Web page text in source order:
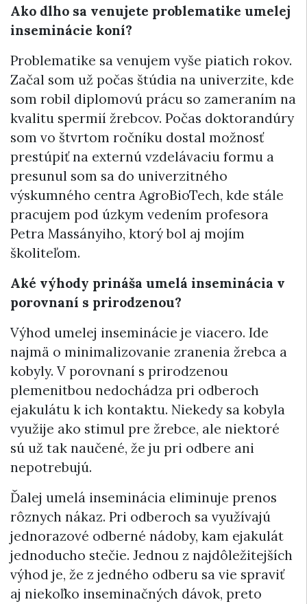
Ako dlho sa venujete problematike umelej
inseminácie koní?
Problematike sa venujem vyše piatich rokov.
Začal som už počas štúdia na univerzite, kde
som robil diplomovú prácu so zameraním na
kvalitu spermií žrebcov. Počas doktorandúry
som vo štvrtom ročníku dostal možnosť
prestúpiť na externú vzdelávaciu formu a
presunul som sa do univerzitného
výskumného centra AgroBioTech, kde stále
pracujem pod úzkym vedením profesora
Petra Massányiho, ktorý bol aj mojím
školiteľom.
Aké výhody prináša umelá inseminácia v
porovnaní s prirodzenou?
Výhod umelej inseminácie je viacero. Ide
najmä o minimalizovanie zranenia žrebca a
kobyly. V porovnaní s prirodzenou
plemenitbou nedochádza pri odberoch
ejakulátu k ich kontaktu. Niekedy sa kobyla
využije ako stimul pre žrebce, ale niektoré
sú už tak naučené, že ju pri odbere ani
nepotrebujú.
Ďalej umelá inseminácia eliminuje prenos
rôznych nákaz. Pri odberoch sa využívajú
jednorazové odberné nádoby, kam ejakulát
jednoducho stečie. Jednou z najdôležitejších
výhod je, že z jedného odberu sa vie spraviť
aj niekoľko inseminačných dávok, preto